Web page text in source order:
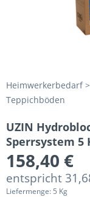
Heimwerkerbedarf
Teppichböden
UZIN
Sperrsystem 5
158,40 €
entspricht
Liefermenge: 5 Kg